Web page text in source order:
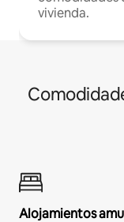
vivienda.
Alojamientos